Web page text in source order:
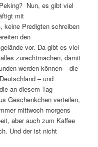
Nun, es gibt viel
mit
keine Predigten schreiben
den
vor. Da gibt es viel
zurechtmachen, damit
werden können – die
– und
an diesem Tag
Geschenkchen verteilen,
mittwoch morgens
aber auch zum Kaffee
Und der ist nicht